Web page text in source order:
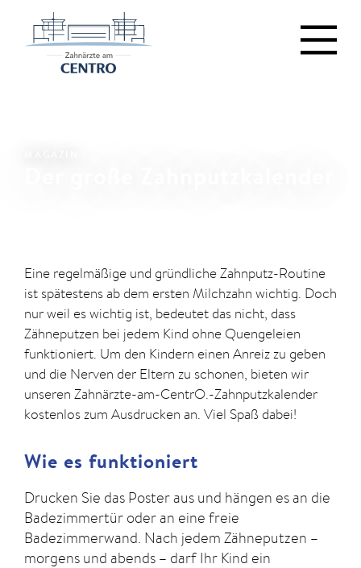
Eine regelmäßige und gründliche Zahnputz-Routine
ist spätestens ab dem ersten Milchzahn wichtig. Doch
nur weil es wichtig ist, bedeutet das nicht, dass
Zähneputzen bei jedem Kind ohne Quengeleien
funktioniert. Um den Kindern einen Anreiz zu geben
und die Nerven der Eltern zu schonen, bieten wir
unseren Zahnärzte-am-CentrO.-Zahnputzkalender
kostenlos zum Ausdrucken an. Viel Spaß dabei!
Wie es funktioniert
Drucken Sie das Poster aus und hängen es an die
Badezimmertür oder an eine freie
Badezimmerwand. Nach jedem Zähneputzen –
morgens und abends – darf Ihr Kind ein